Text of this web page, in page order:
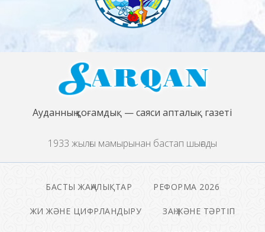
Ауданның қоғамдық — саяси апталық газеті
1933 жылғы мамырынан бастап шығады
БАСТЫ ЖАҢАЛЫҚТАР РЕФОРМА 2026
ЖИ ЖӘНЕ ЦИФРЛАНДЫРУ ЗАҢ ЖӘНЕ ТӘРТІП